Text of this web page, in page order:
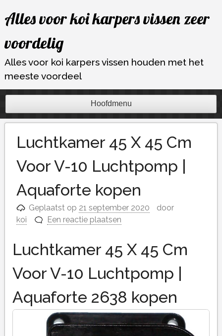
naar
inhoud
Alles voor koi karpers vissen zeer
voordelig
Alles voor koi karpers vissen houden met het
meeste voordeel
Hoofdmenu
Luchtkamer 45 X 45 Cm
Voor V-10 Luchtpomp |
Aquaforte kopen
Geplaatst op 21 september 2020
door
koi
Een reactie plaatsen
Luchtkamer 45 X 45 Cm
Voor V-10 Luchtpomp |
Aquaforte 2638 kopen